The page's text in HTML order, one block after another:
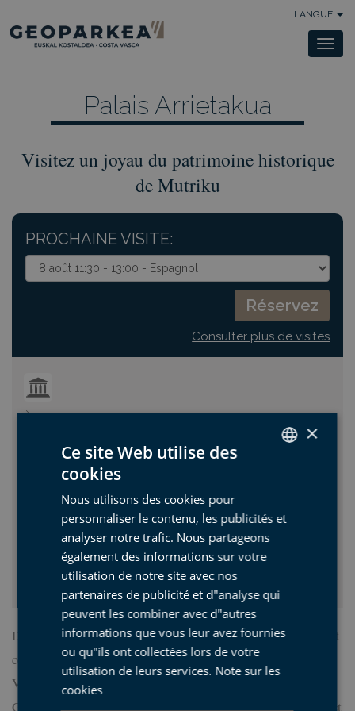
LANGUE
Palais Arrietakua
Visitez un joyau du patrimoine historique
de Mutriku
PROCHAINE VISITE:
Consulter plus de visites
Durée:01:30
Nombre de places disponibles: 15
Prévoir:
Âge minimum (ans):
Tarif:12,00 €
(Moins de 12 ans: 6,00 €)
Départ:Office du tourisme de Mutriku (Txurruka
plaza, Mutriku)
Découvrez l'histoire maritime de la Côte Basque en parcourant
ce magnifique palais du XVIIIe siècle, situé dans la Vielle
Ville de Mutriku, qui appartenait aux navigateurs Antonio de
Gaztañeta et Cosme Damián Churruca, habité et préservé intact
×
Ce site Web utilise des
cookies
Nous utilisons des cookies pour
personnaliser le contenu, les publicités et
analyser notre trafic. Nous partageons
également des informations sur votre
utilisation de notre site avec nos
partenaires de publicité et d"analyse qui
peuvent les combiner avec d"autres
informations que vous leur avez fournies
ou qu"ils ont collectées lors de votre
utilisation de leurs services. Note sur les
cookies